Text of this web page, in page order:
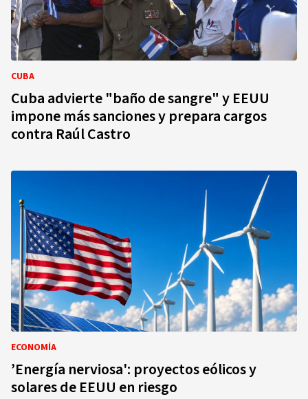
CUBA
Cuba advierte "baño de sangre" y EEUU
impone más sanciones y prepara cargos
contra Raúl Castro
ECONOMÍA
’Energía nerviosa': proyectos eólicos y
solares de EEUU en riesgo